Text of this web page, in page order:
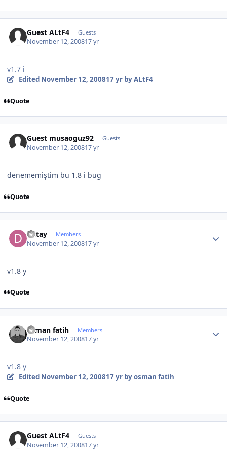
Guest ALtF4 Guests
November 12, 200817 yr
v1.7 i
Edited November 12, 200817 yrby ALtF4
Quote
Guest musaoguz92 Guests
November 12, 200817 yr
denememiştim bu 1.8 i bug
Quote
Detay Members
November 12, 200817 yr
v1.8 y
Quote
osman fatih Members
November 12, 200817 yr
v1.8 y
Edited November 12, 200817 yrby osman fatih
Quote
Guest ALtF4 Guests
November 12, 200817 yr